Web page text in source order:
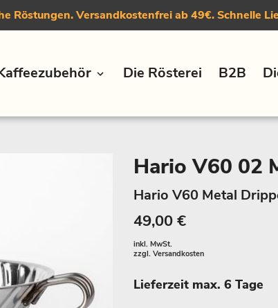
Röstungen. Versandkostenfrei ab 49€. Schnelle
Die Rösterei B2B
Hario V60 02
Hario V60 Metal
49,00 €
inkl. MwSt.
zzgl. Versandkosten
Lieferzeit max. 6 Tage